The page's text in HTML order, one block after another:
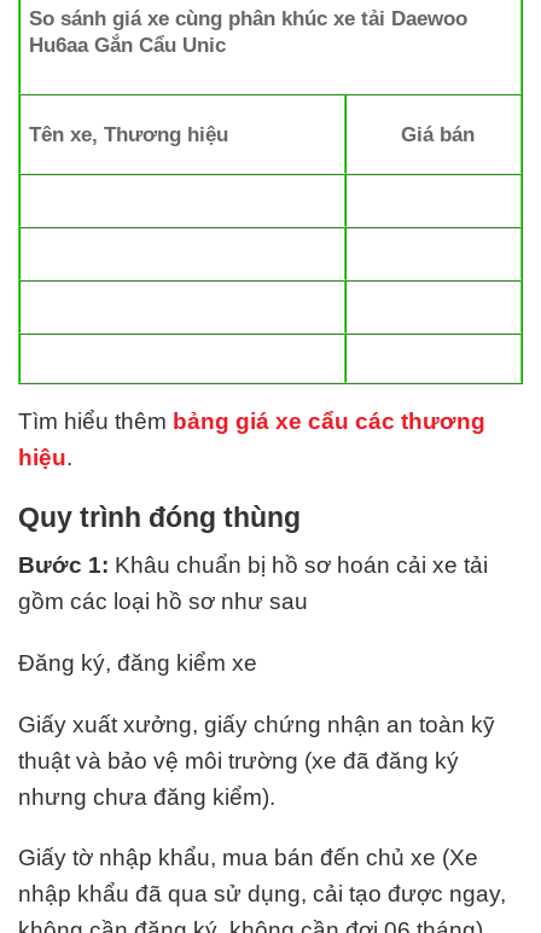
So sánh giá xe cùng phân khúc xe tải Daewoo
Hu6aaGắn Cẩu Unic
Tên xe, Thương hiệu Giá bán
Tìm hiểu thêm bảng giá xe cẩu các thương
hiệu.
Quy trình đóng thùng
Bước 1: Khâu chuẩn bị hồ sơ hoán cải xe tải
gồm các loại hồ sơ như sau
Đăng ký, đăng kiểm xe
Giấy xuất xưởng, giấy chứng nhận an toàn kỹ
thuật và bảo vệ môi trường (xe đã đăng ký
nhưng chưa đăng kiểm).
Giấy tờ nhập khẩu, mua bán đến chủ xe (Xe
nhập khẩu đã qua sử dụng, cải tạo được ngay,